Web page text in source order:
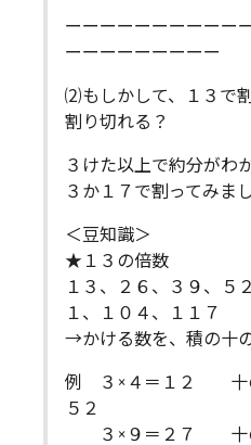
ーーーーーーーーーー
ーーーーーーーーー
⑵もしかして、１３で
割り切れる？
３けた以上で約分がわ
３か１７で割ってみまし
＜豆知識＞
★１３の倍数
１３、２６、３９、５
１、１０４、１１７
→かける数を、積の十の
例 ３×４＝１２ 十
５２
３×９＝２７ 十の